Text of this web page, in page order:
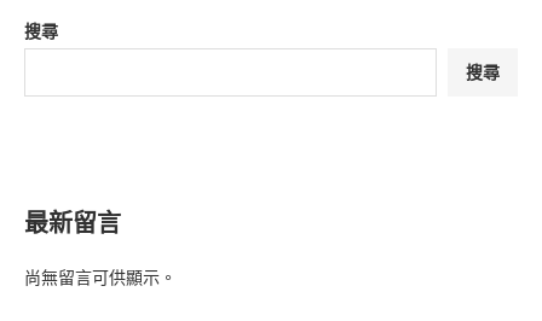
搜尋
搜尋
最新留言
尚無留言可供顯示。